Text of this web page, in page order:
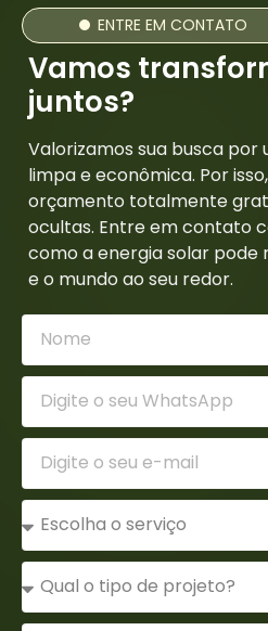
ENTRE EM CONTATO
Vamos
juntos?
Valorizamos sua busca por
limpa e econômica. Por
orçamento totalmente
ocultas. Entre em contato
como a energia solar pode
e o mundo ao seu redor.